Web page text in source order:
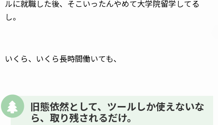
ルに就職した後、そこいったんやめて大学院留学してる
し。
いくら、いくら長時間働いても、
旧態依然として、ツールしか使えないな
ら、取り残されるだけ。